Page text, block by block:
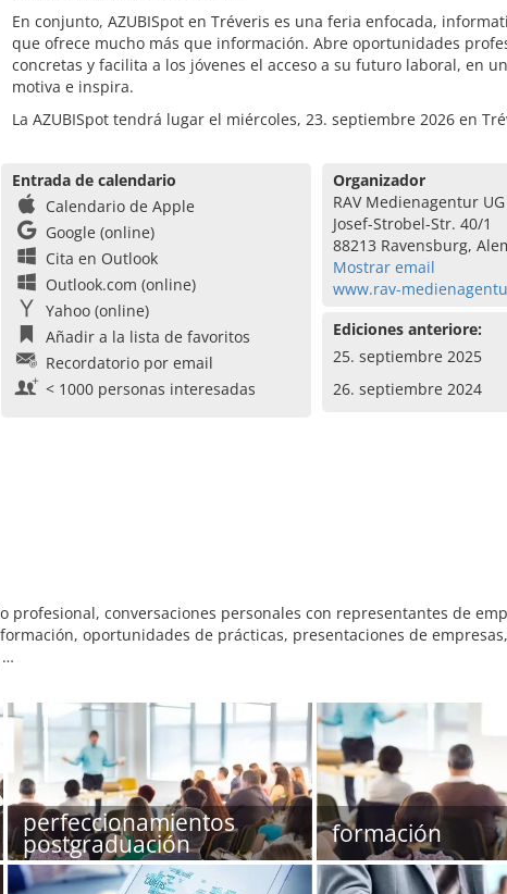
En conjunto, AZUBISpot en Tréveris es una feria enfocada,
que ofrece mucho más que información. Abre oportunidades
concretas y facilita a los jóvenes el acceso a su futuro laboral, en
motiva e inspira.
La AZUBISpot tendrá lugar el miércoles, 23. septiembre 2026 en
Entrada de calendario
Calendario de Apple
Google (online)
Cita en Outlook
Outlook.com (online)
Yahoo (online)
Añadir a la lista de favoritos
Recordatorio por email
< 1000 personas interesadas
Organizador
RAV Medienagentur UG
Josef-Strobel-Str. 40/1
88213 Ravensburg,
Mostrar email
www.rav-
Ediciones anteriore:
25. septiembre 2025
26. septiembre 2024
profesional, conversaciones personales con representantes de
oportunidades de prácticas, presentaciones de
…
perfeccionamientos
postgraduación formación